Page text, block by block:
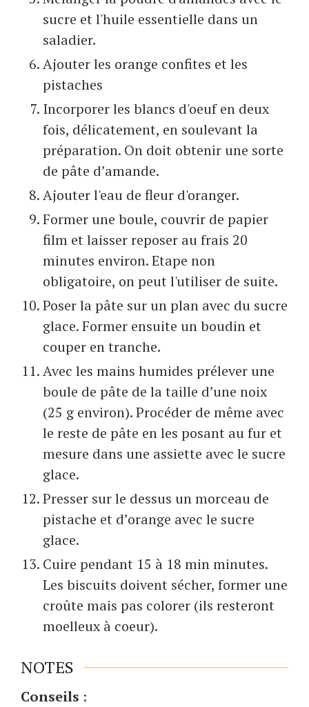
sucre et l'huile essentielle dans un
saladier.
Ajouter les orange confites et les
pistaches
Incorporer les blancs d'oeuf en deux
fois, délicatement, en soulevant la
préparation. On doit obtenir une sorte
de pâte d’amande.
Ajouter l'eau de fleur d'oranger.
Former une boule, couvrir de papier
film et laisser reposer au frais 20
minutes environ. Etape non
obligatoire, on peut l'utiliser de suite.
Poser la pâte sur un plan avec du sucre
glace. Former ensuite un boudin et
couper en tranche.
Avec les mains humides prélever une
boule de pâte de la taille d’une noix
(25 g environ). Procéder de même avec
le reste de pâte en les posant au fur et
mesure dans une assiette avec le sucre
glace.
Presser sur le dessus un morceau de
pistache et d’orange avec le sucre
glace.
Cuire pendant 15 à 18 min minutes.
Les biscuits doivent sécher, former une
croûte mais pas colorer (ils resteront
moelleux à coeur).
NOTES
Conseils :